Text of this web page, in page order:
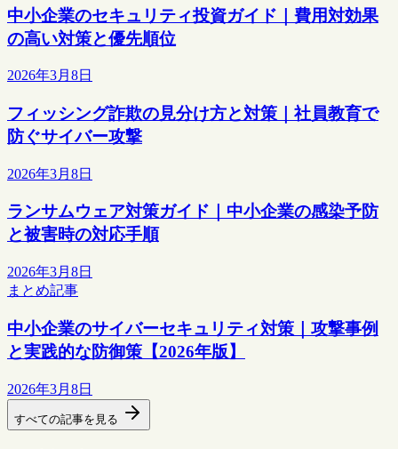
中小企業のセキュリティ投資ガイド｜費用対効果
の高い対策と優先順位
2026年3月8日
フィッシング詐欺の見分け方と対策｜社員教育で
防ぐサイバー攻撃
2026年3月8日
ランサムウェア対策ガイド｜中小企業の感染予防
と被害時の対応手順
2026年3月8日
まとめ記事
中小企業のサイバーセキュリティ対策｜攻撃事例
と実践的な防御策【2026年版】
2026年3月8日
すべての記事を見る